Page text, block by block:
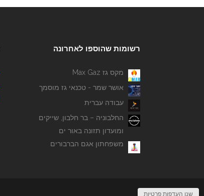
רשומות שהוספו לאחרונה
מקס גז Max Gaz
אושר שמר - טכנאי גז מוסמך
עבודה עברית
החלבוניה – בר חלבון, שייקים
ומועדון תזונה באור ים
משפחתון אגם הברבורים
שנו העדפות פרטיות